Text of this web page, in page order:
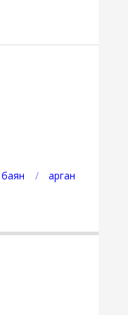
баян
арган